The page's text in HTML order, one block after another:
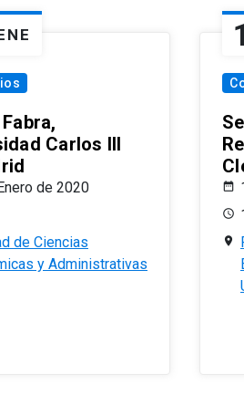
Carlos III
de 2020
de Ciencias
y Administrativas